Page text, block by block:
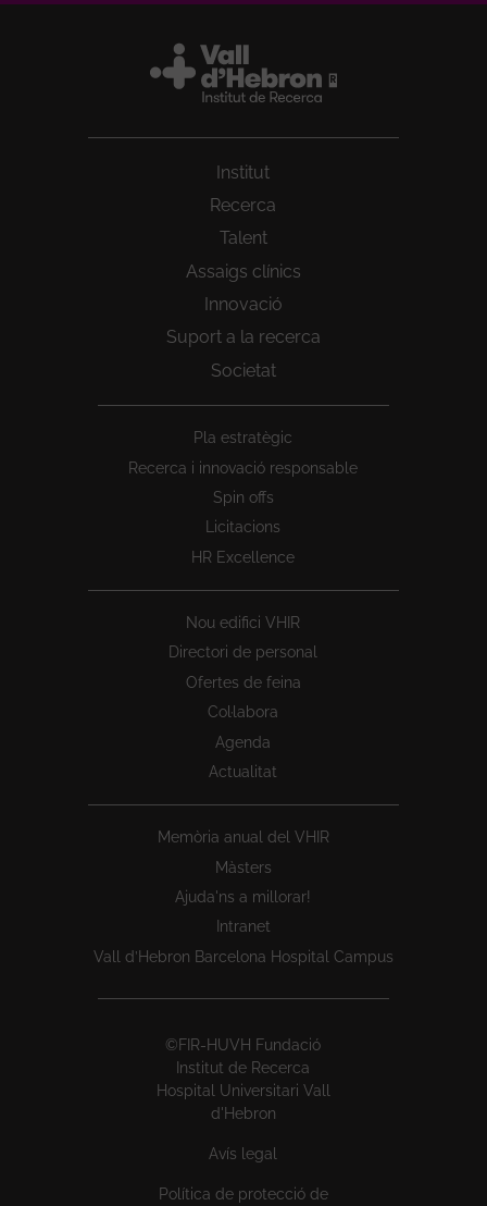
Institut
Recerca
Talent
Assaigs clínics
Innovació
Suport a la recerca
Societat
Pla estratègic
Recerca i innovació responsable
Spin offs
Licitacions
HR Excellence
Nou edifici VHIR
Directori de personal
Ofertes de feina
Col·labora
Agenda
Actualitat
Memòria anual del VHIR
Màsters
Ajuda'ns a millorar!
Intranet
Vall d’Hebron Barcelona Hospital Campus
©FIR-HUVH Fundació
Institut de Recerca
Hospital Universitari Vall
d'Hebron
Avís legal
Política de protecció de